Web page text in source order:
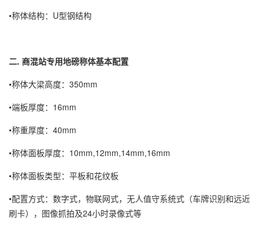
•称体结构：U型钢结构
二. 商混站专用地磅称体基本配置
•称体大梁高度：350mm
•端板厚度：16mm
•称重厚度：40mm
•称体面板厚度：10mm,12mm,14mm,16mm
•称体面板类型：平板和花纹板
•配置方式：数字式，物联网式，无人值守系统式（车牌识别和远近
刷卡），图像抓拍及24小时录像式等